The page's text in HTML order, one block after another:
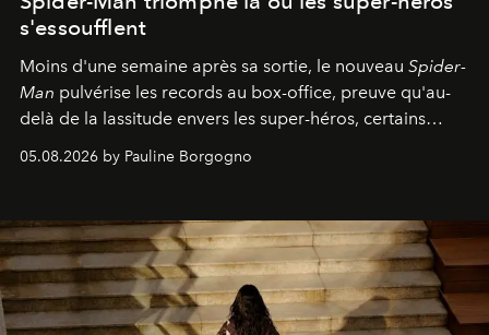
s'essoufflent
Moins d'une semaine après sa sortie, le nouveau Spider-
Man pulvérise les records au box-office, preuve qu'au-
delà de la lassitude envers les super-héros, certains
05.08.2026 by Pauline Borgogno